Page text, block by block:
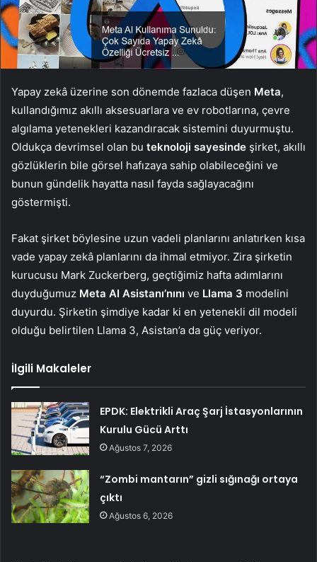
Yapay zekâ üzerine son dönemde fazlaca düşen Meta,
kullandığımız akıllı aksesuarlara ve ev robotlarına, çevre
algılama yetenekleri kazandıracak sistemini duyurmuştu.
Oldukça devrimsel olan bu teknoloji sayesinde şirket, akıllı
gözlüklerin bile görsel hafızaya sahip olabileceğini ve
bunun gündelik hayatta nasıl fayda sağlayacağını
göstermişti.
Fakat şirket böylesine uzun vadeli planlarını anlatırken kısa
vade yapay zekâ planlarını da ihmal etmiyor. Zira şirketin
kurucusu Mark Zuckerberg, geçtiğimiz hafta adımlarını
duyduğumuz Meta AI Asistanı’nını ve Llama 3 modelini
duyurdu. Şirketin şimdiye kadar ki en yetenekli dil modeli
olduğu belirtilen Llama 3, Asistan’a da güç veriyor.
İlgili Makaleler
EPDK: Elektrikli Araç Şarj İstasyonlarının
Kurulu Gücü Arttı
Ağustos 7, 2026
“Zombi mantarın” gizli sığınağı ortaya
çıktı
Ağustos 6, 2026